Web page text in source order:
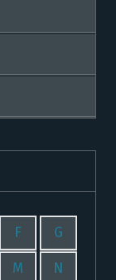
F G
M N